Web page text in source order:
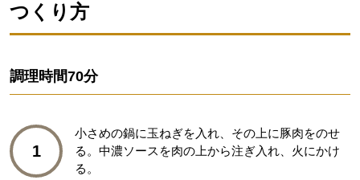
つくり方
調理時間70分
1
小さめの鍋に玉ねぎを入れ、その上に豚肉をのせ
る。中濃ソースを肉の上から注ぎ入れ、火にかけ
る。